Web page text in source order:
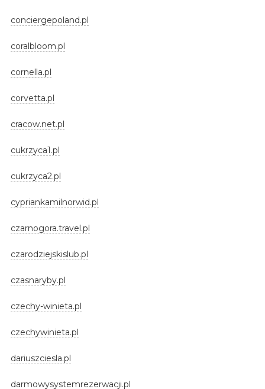
conciergepoland.pl
coralbloom.pl
cornella.pl
corvetta.pl
cracow.net.pl
cukrzyca1.pl
cukrzyca2.pl
cypriankamilnorwid.pl
czarnogora.travel.pl
czarodziejskislub.pl
czasnaryby.pl
czechy-winieta.pl
czechywinieta.pl
dariuszciesla.pl
darmowysystemrezerwacji.pl